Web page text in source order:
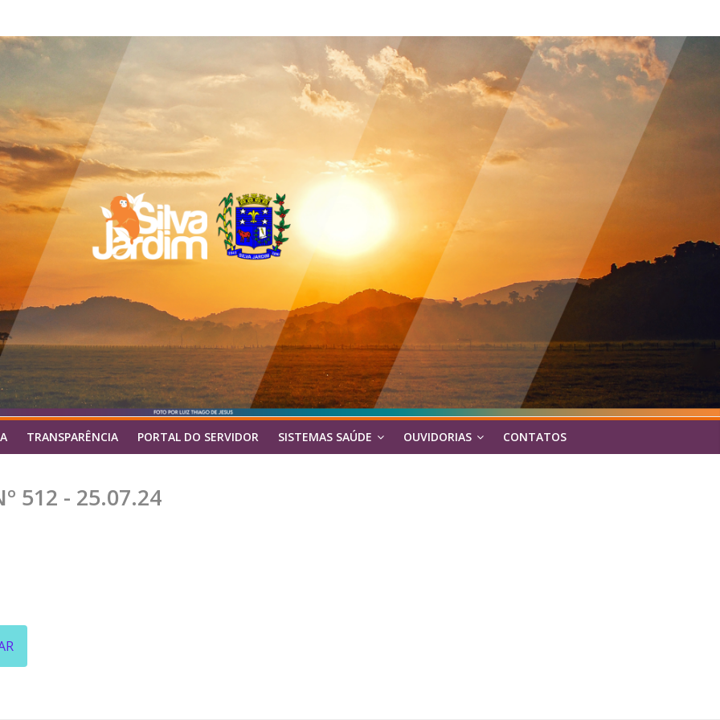
TRANSPARÊNCIA PORTAL DO SERVIDOR SISTEMAS SAÚDE OUVIDORIAS CONTATOS
512 - 25.07.24